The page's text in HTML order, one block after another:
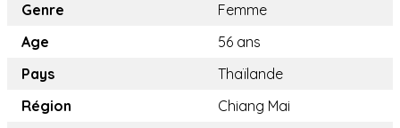
Genre
Femme
Age
56 ans
Pays
Thaïlande
Région
Chiang Mai